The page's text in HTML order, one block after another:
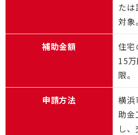
た
対象。
補助金額
住宅
15
限。
申請方法
横浜
助金
し